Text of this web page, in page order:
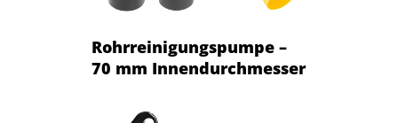
Rohrreinigungspumpe –
70 mm Innendurchmesser